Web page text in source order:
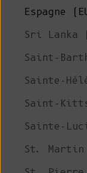
Espagne
Sri Lanka
Saint-
Sainte-
Saint-
Sainte-
St. Martin